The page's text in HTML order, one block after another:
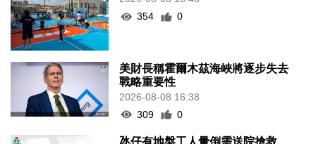
354
0
美財長稱霍爾木茲海峽將逐步失去
戰略重要性
2026-08-08 16:38
309
0
氹仔有地盤工人暈倒需送院搶救